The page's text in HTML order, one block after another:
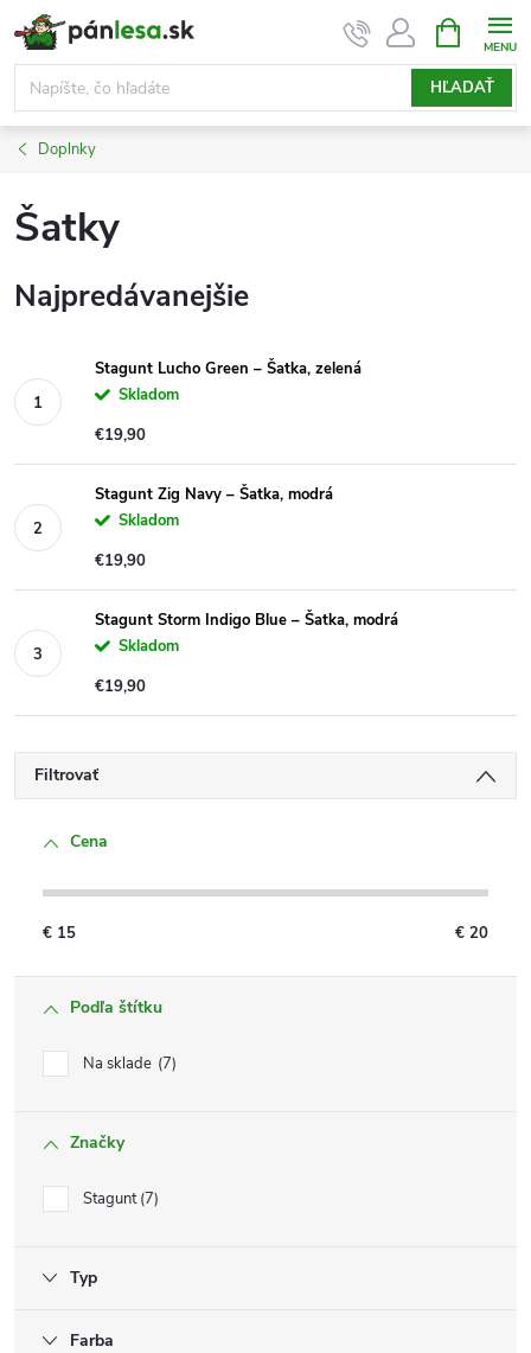
Prejsť
na
obsah
HĽADAŤ
KOŠÍK
Doplnky
Šatky
Najpredávanejšie
Stagunt Lucho Green – Šatka, zelená
Skladom
€19,90
Stagunt Zig Navy – Šatka, modrá
Skladom
€19,90
Stagunt Storm Indigo Blue – Šatka, modrá
Skladom
€19,90
Filtrovať
Cena
€ 15 € 20
Podľa štítku
Na sklade 7
Značky
Stagunt 7
Typ
Farba